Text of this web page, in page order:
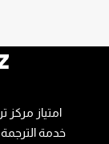
امتياز